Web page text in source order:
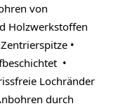
von
Holzwerkstoffen
•
•
Lochränder
durch